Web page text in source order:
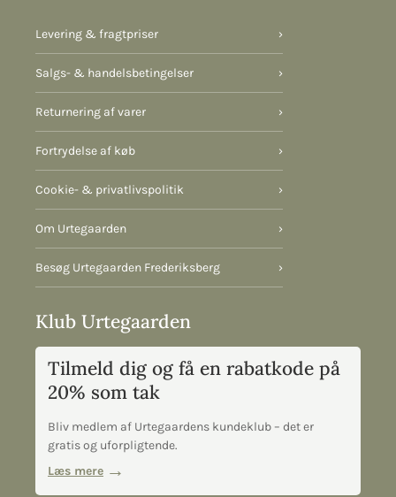
Levering & fragtpriser ›
Salgs- & handelsbetingelser ›
Returnering af varer ›
Fortrydelse af køb ›
Cookie- & privatlivspolitik ›
Om Urtegaarden ›
Besøg Urtegaarden Frederiksberg ›
Klub Urtegaarden
Tilmeld dig og få en rabatkode på
20% som tak
Bliv medlem af Urtegaardens kundeklub – det er
gratis og uforpligtende.
Læs mere